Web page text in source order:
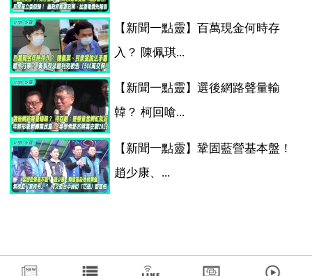
【新聞一點靈】百萬現金何時存
入？ 陳佩琪...
【新聞一點靈】選後網路聲量輸
韓？ 柯回嗆...
【新聞一點靈】鞏固藍營基本盤！
趙少康、...